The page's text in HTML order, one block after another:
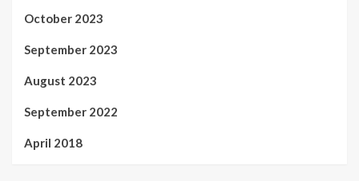
October 2023
September 2023
August 2023
September 2022
April 2018